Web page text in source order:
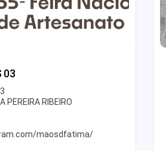
03
PEREIRA RIBEIRO
maosdfatima/